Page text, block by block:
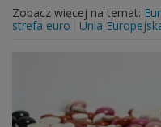
Zobacz więcej na temat:
strefa euro
Unia